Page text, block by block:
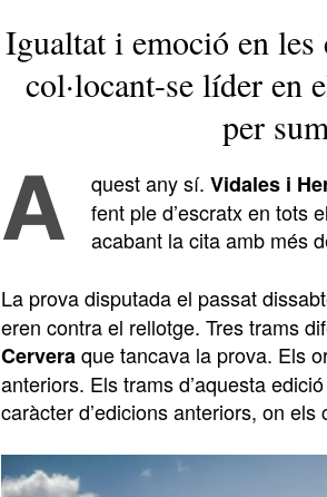
Igualtat i emoció en
col·locant-se líder en
per
A quest any sí. Vidales i
fent ple d’escratx en tots
acabant la cita amb més
La prova disputada el passat
eren contra el rellotge. Tres trams
Cerveraque tancava la prova. Els
anteriors. Els trams d’aquesta
caràcter d’edicions anteriors, on